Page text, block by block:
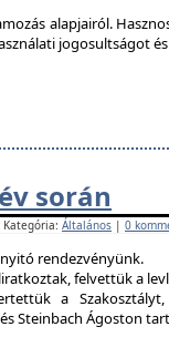
alapjairól.
jogosultságot
során
Általános | 0
rendezvényünk.
felvettük a
a
Steinbach Ágoston